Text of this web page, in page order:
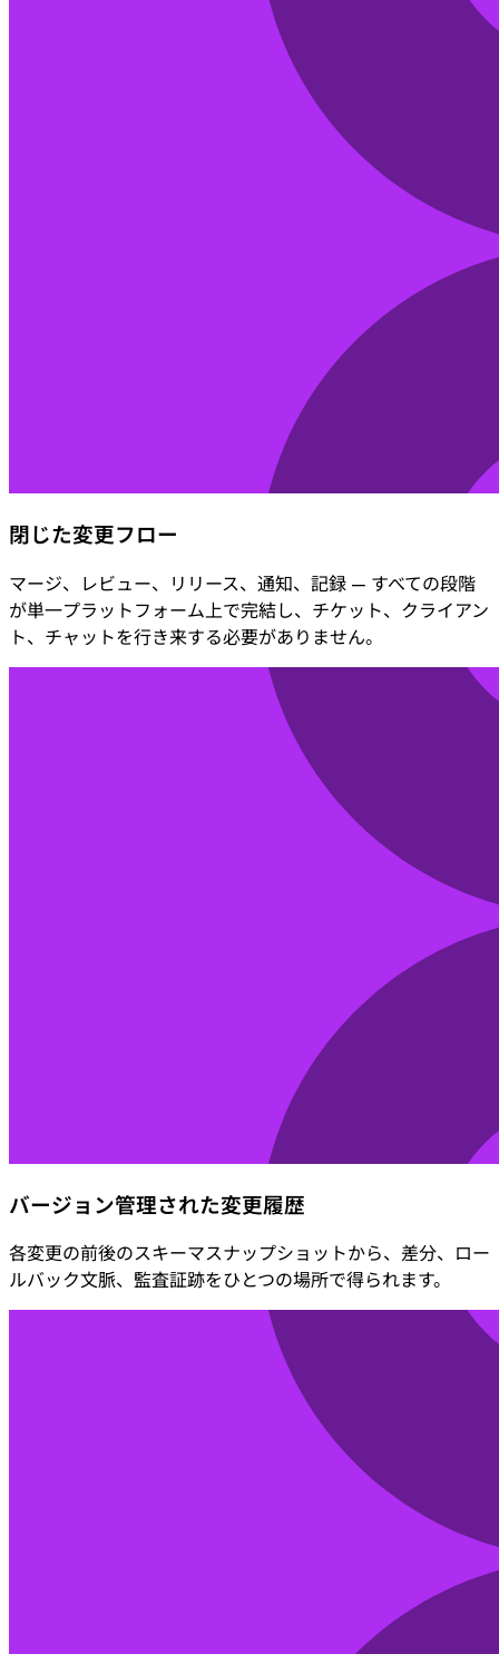
閉じた変更フロー
マージ、レビュー、リリース、通知、記録 — すべての段階
が単一プラットフォーム上で完結し、チケット、クライアン
ト、チャットを行き来する必要がありません。
バージョン管理された変更履歴
各変更の前後のスキーマスナップショットから、差分、ロー
ルバック文脈、監査証跡をひとつの場所で得られます。